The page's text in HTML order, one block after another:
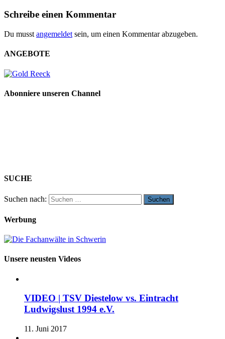
Schreibe einen Kommentar
Du musst angemeldet sein, um einen Kommentar abzugeben.
ANGEBOTE
Abonniere unseren Channel
SUCHE
Suchen nach:
Werbung
Unsere neusten Videos
VIDEO | TSV Diestelow vs. Eintracht
Ludwigslust 1994 e.V.
11. Juni 2017